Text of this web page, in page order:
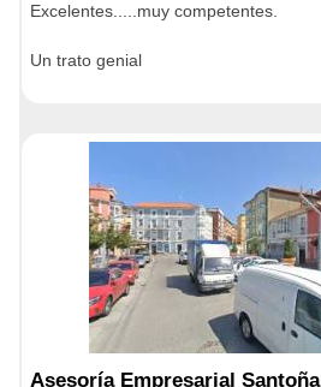
Excelentes.....muy competentes.
Un trato genial
Asesoría Empresarial Santoña